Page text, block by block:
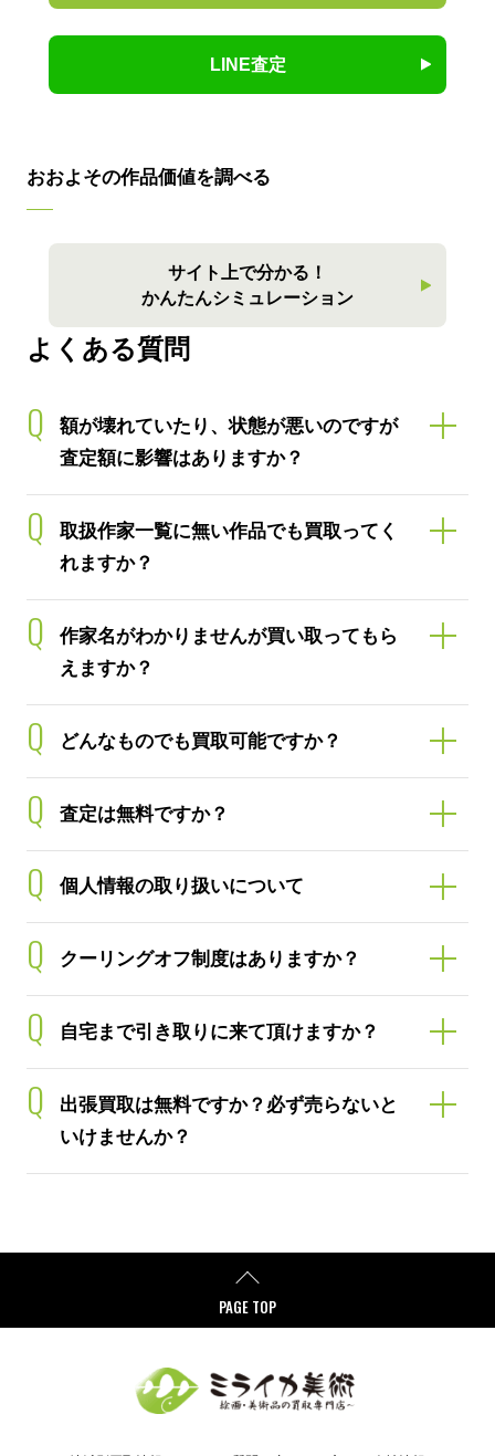
LINE査定
おおよその作品価値を調べる
サイト上で分かる！
かんたんシミュレーション
よくある質問
Q
額が壊れていたり、状態が悪いのですが
査定額に影響はありますか？
Q
取扱作家一覧に無い作品でも買取ってく
れますか？
Q
作家名がわかりませんが買い取ってもら
えますか？
Q どんなものでも買取可能ですか？
Q 査定は無料ですか？
Q 個人情報の取り扱いについて
Q クーリングオフ制度はありますか？
Q 自宅まで引き取りに来て頂けますか？
Q
出張買取は無料ですか？必ず売らないと
いけませんか？
PAGE TOP